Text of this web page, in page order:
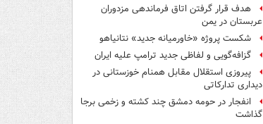
هدف قرار گرفتن اتاق‌ فرماندهی مزدوران
عربستان در یمن
شکست پروژه «خاورمیانه جدید» نتانیاهو
گزافه‌گویی و لفاظی جدید ترامپ علیه ایران
پیروزی استقلال مقابل همنام خوزستانی در
دیداری تدارکاتی
انفجار در حومه دمشق چند کشته و زخمی برجا
گذاشت